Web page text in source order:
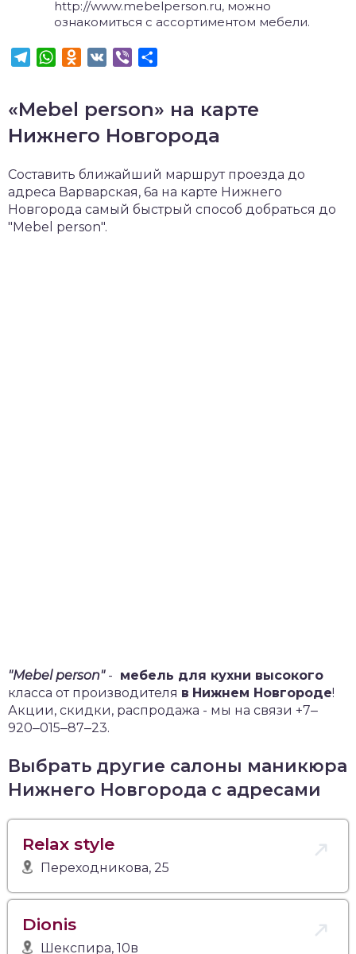
http://www.mebelperson.ru, можно
ознакомиться с ассортиментом мебели.
TelegramWhatsApp
Odnoklassniki
VK Viber
«Mebel person» на карте
Нижнего Новгорода
Составить ближайший маршрут проезда до
адреса Варварская, 6а на карте Нижнего
Новгорода самый быстрый способ добраться до
"Mebel person".
"Mebel person"- мебель для кухни высокого
класса от производителя в Нижнем Новгороде!
Акции, скидки, распродажа - мы на связи +7‒
920‒015‒87‒23.
Выбрать другие салоны маникюра
Нижнего Новгорода с адресами
Relax style
Переходникова, 25
Dionis
Шекспира, 10в